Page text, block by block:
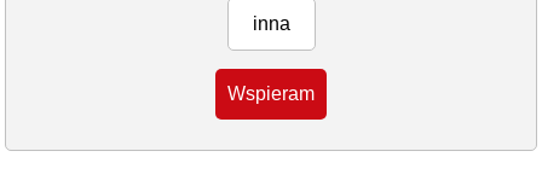
inna
Wspieram